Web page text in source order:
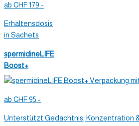
ab CHF 179.-
Erhaltensdosis
in Sachets
spermidineLIFE
Boost+
ab CHF 95.-
Unterstützt Gedächtnis, Konzentration